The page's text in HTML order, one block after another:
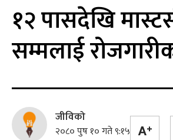
१२ पासदेखि
सम्मलाई
जीविको
२०८० पुष १० गते ९:१५